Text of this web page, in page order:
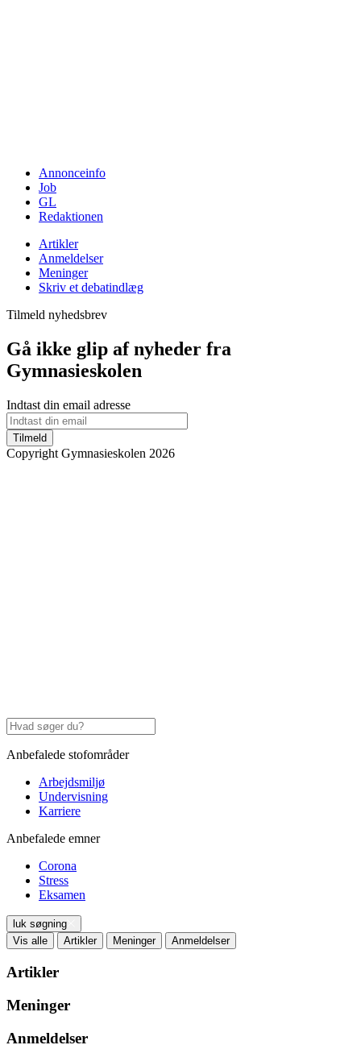
Annonceinfo
Job
GL
Redaktionen
Artikler
Anmeldelser
Meninger
Skriv et debatindlæg
Tilmeld nyhedsbrev
Gå ikke glip af nyheder fra
Gymnasieskolen
Indtast din email adresse
Tilmeld
Copyright Gymnasieskolen 2026
Anbefalede stofområder
Arbejdsmiljø
Undervisning
Karriere
Anbefalede emner
Corona
Stress
Eksamen
luk søgning
Vis alle
Artikler Meninger Anmeldelser
Artikler
Meninger
Anmeldelser